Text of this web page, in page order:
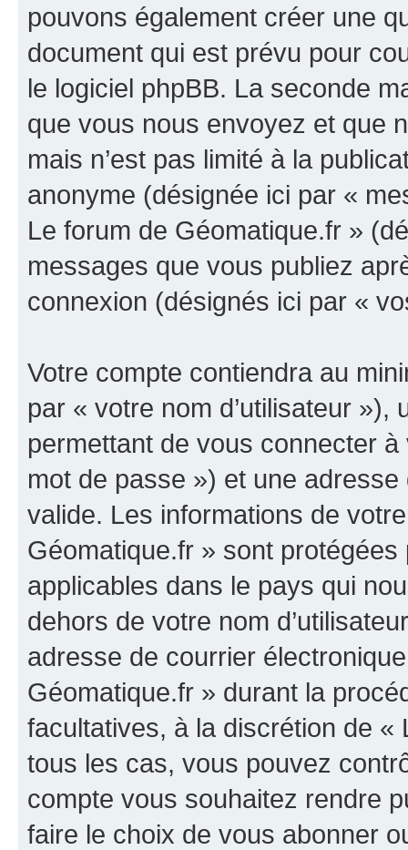
pouvons également créer une
document qui est prévu pour
le logiciel phpBB. La seconde
que vous nous envoyez et que
mais n’est pas limité à la
anonyme (désignée ici par «
Le forum de Géomatique.fr »
messages que vous publiez
connexion (désignés ici par «
Votre compte contiendra au
par « votre nom d’utilisateur
permettant de vous connecter
mot de passe ») et une
valide. Les informations de
Géomatique.fr » sont
applicables dans le pays qui
dehors de votre nom
adresse de courrier
Géomatique.fr » durant la
facultatives, à la discrétion de
tous les cas, vous pouvez
compte vous souhaitez rendre
faire le choix de vous abonner